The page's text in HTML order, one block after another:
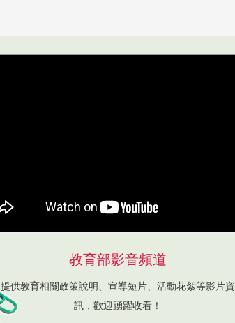
教育部影音頻道
提供教育相關政策說明、宣導短片、活動花絮等影片資
訊，歡迎踴躍收看！